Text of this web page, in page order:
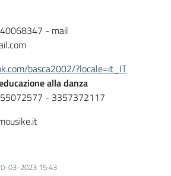
- mail
basca2002/?locale=it_IT
alla danza
- 3357372117
03-2023 15:43